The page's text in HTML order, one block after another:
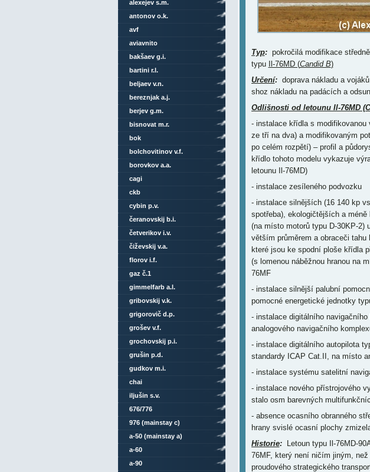
Typ:pokročilá modifikace
typu
Il-76MD (Candid B)
Určení:doprava nákladu a
shoz nákladu na padácích a
Odlišnosti od letounu Il-76MD
- instalace křídla s
ze tří na dva) a modifikovaným
po celém rozpětí) – profil a
křídlo tohoto modelu vykazuje
letounu Il-76MD)
- instalace zesíleného podvozku
- instalace silnějších (16 140 kp
spotřeba), ekologičtějších a
(na místo motorů typu D-30KP-2)
větším průměrem a obraceči
které jsou ke spodní ploše křídla
(s lomenou náběžnou hranou na
76MF
- instalace silnější palubní
pomocné energetické jednotky
- instalace digitálního
analogového navigačního
- instalace digitálního autopilota
standardy ICAP Cat.II, na místo
- instalace systému satelitní
- instalace nového přístrojového
stalo osm barevných
- absence ocasního obranného
hrany svislé ocasní plochy
Historie:Letoun typu Il-76MD-
76MF, který není ničím jiným,
proudového strategického
alexejev s.m.
antonov o.k.
avf
aviavnito
bakšaev g.i.
bartini r.l.
beljaev v.n.
bereznjak a.j.
berjev g.m.
bisnovat m.r.
bok
bolchovitinov v.f.
borovkov a.a.
cagi
ckb
cybin p.v.
čeranovskij b.i.
četverikov i.v.
čiževskij v.a.
florov i.f.
gaz č.1
gimmelfarb a.l.
gribovskij v.k.
grigorovič d.p.
grošev v.f.
grochovskij p.i.
grušin p.d.
gudkov m.i.
chai
iljušin s.v.
676/776
976 (mainstay c)
a-50 (mainstay a)
a-60
a-90